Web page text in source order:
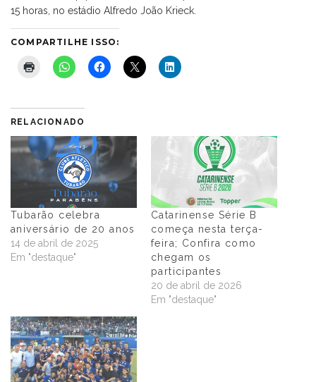
15 horas, no estádio Alfredo João Krieck.
COMPARTILHE ISSO:
RELACIONADO
Tubarão celebra
aniversário de 20 anos
14 de abril de 2025
Em "destaque"
Catarinense Série B
começa nesta terça-
feira; Confira como
chegam os
participantes
20 de abril de 2026
Em "destaque"